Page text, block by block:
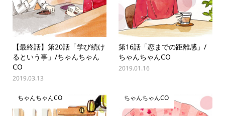
【最終話】第20話「学び続け
るという事」/ちゃんちゃん
CO
2019.03.13
第16話「恋までの距離感」/
ちゃんちゃんCO
2019.01.16
ちゃんちゃんCO ちゃんちゃんCO